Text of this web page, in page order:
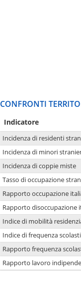
CONFRONTI
Indicatore
Incidenza di residenti
Incidenza di minori
Incidenza di coppie miste
Tasso di occupazione
Rapporto occupazione
Rapporto disoccupazione
Indice di mobilità
Indice di frequenza
Rapporto frequenza
Rapporto lavoro